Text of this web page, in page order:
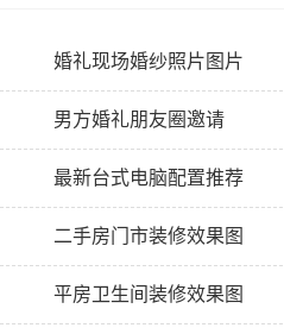
婚礼现场婚纱照片图片
男方婚礼朋友圈邀请
最新台式电脑配置推荐
二手房门市装修效果图
平房卫生间装修效果图